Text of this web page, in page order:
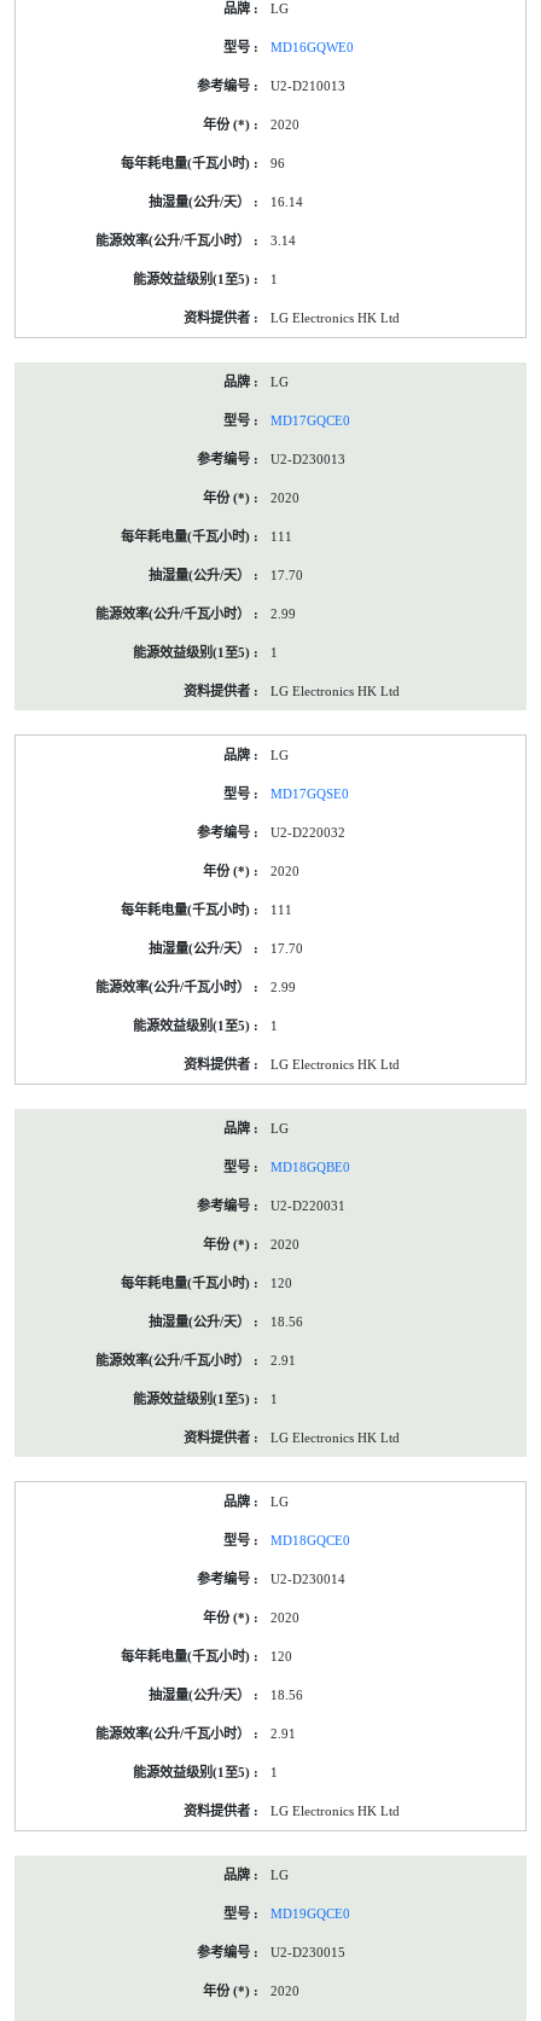
LG
MD16GQWE0
U2-D210013
2020
96
16.14
3.14
1
LG Electronics HK Ltd
LG
MD17GQCE0
U2-D230013
2020
111
17.70
2.99
1
LG Electronics HK Ltd
LG
MD17GQSE0
U2-D220032
2020
111
17.70
2.99
1
LG Electronics HK Ltd
LG
MD18GQBE0
U2-D220031
2020
120
18.56
2.91
1
LG Electronics HK Ltd
LG
MD18GQCE0
U2-D230014
2020
120
18.56
2.91
1
LG Electronics HK Ltd
LG
MD19GQCE0
U2-D230015
2020